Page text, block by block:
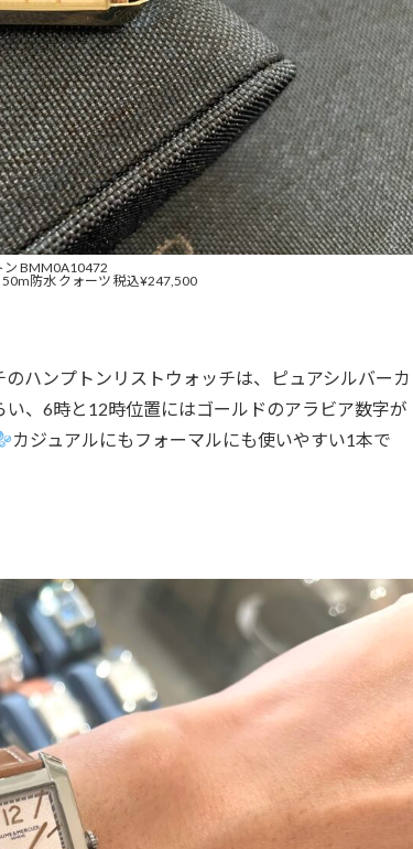
ン BMM0A10472
防水 クォーツ 税込¥247,500
ハンプトンリストウォッチは、ピュアシルバーカ
、6時と12時位置にはゴールドのアラビア数字が
カジュアルにもフォーマルにも使いやすい1本で